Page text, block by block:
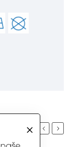
PreviousNext